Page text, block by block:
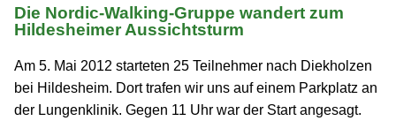
Die Nordic-Walking-Gruppe wandert zum
Hildesheimer Aussichtsturm
Am 5. Mai 2012 starteten 25 Teilnehmer nach Diekholzen
bei Hildesheim. Dort trafen wir uns auf einem Parkplatz an
der Lungenklinik. Gegen 11 Uhr war der Start angesagt.